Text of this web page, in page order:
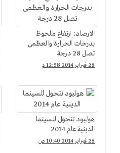
الارصاد: ارتفاع ملحوظ
بدرجات الحرارة والعظمى
تصل 28 درجة
28 فبراير 2014 12:58 م
هوليود تتحول للسينما
الدينية عام 2014
28 فبراير 2014 10:40 ص